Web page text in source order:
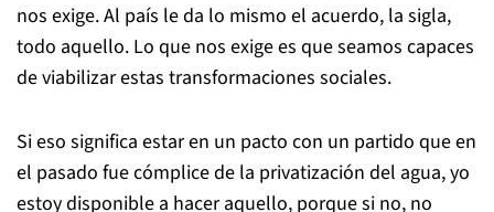
nos exige. Al país le da lo mismo el acuerdo, la sigla,
todo aquello. Lo que nos exige es que seamos capaces
de viabilizar estas transformaciones sociales.
Si eso significa estar en un pacto con un partido que en
el pasado fue cómplice de la privatización del agua, yo
estoy disponible a hacer aquello, porque si no, no